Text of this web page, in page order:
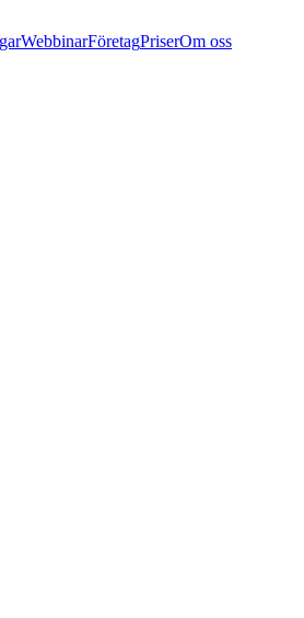
WebbinarFöretagPriserOm oss